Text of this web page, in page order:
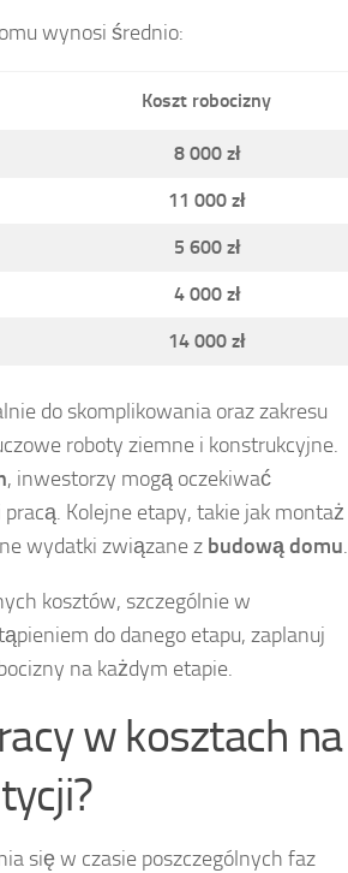
wynosi średnio:
Koszt robocizny
8 000 zł
11 000 zł
5 600 zł
4 000 zł
14 000 zł
do skomplikowania oraz zakresu
roboty ziemne i konstrukcyjne.
, inwestorzy mogą oczekiwać
Kolejne etapy, takie jak montaż
wydatki związane z budową domu.
kosztów, szczególnie w
do danego etapu, zaplanuj
na każdym etapie.
w kosztach na
się w czasie poszczególnych faz